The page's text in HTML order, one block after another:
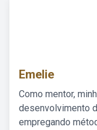
Emelie
Como mentor,
desenvolvimento
empregando